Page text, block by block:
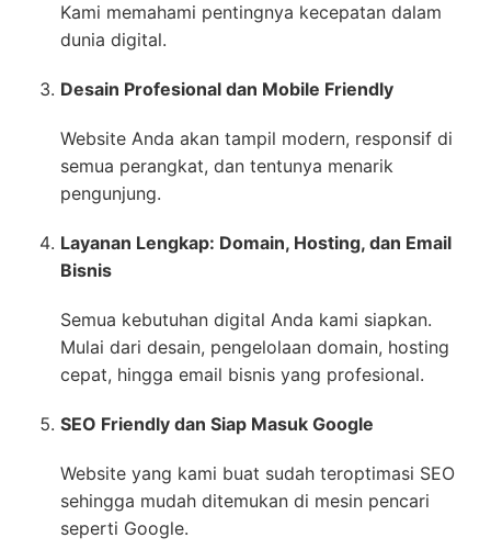
Kami memahami pentingnya kecepatan dalam
dunia digital.
Desain Profesional dan Mobile Friendly
Website Anda akan tampil modern, responsif di
semua perangkat, dan tentunya menarik
pengunjung.
Layanan Lengkap: Domain, Hosting, dan Email
Bisnis
Semua kebutuhan digital Anda kami siapkan.
Mulai dari desain, pengelolaan domain, hosting
cepat, hingga email bisnis yang profesional.
SEO Friendly dan Siap Masuk Google
Website yang kami buat sudah teroptimasi SEO
sehingga mudah ditemukan di mesin pencari
seperti Google.